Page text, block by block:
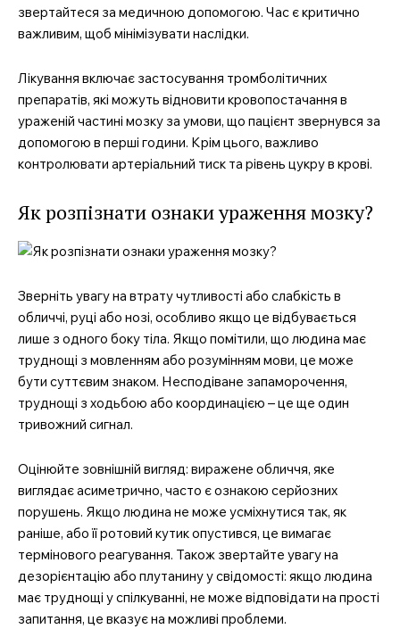
звертайтеся за медичною допомогою. Час є критично
важливим, щоб мінімізувати наслідки.
Лікування включає застосування тромболітичних
препаратів, які можуть відновити кровопостачання в
ураженій частині мозку за умови, що пацієнт звернувся за
допомогою в перші години. Крім цього, важливо
контролювати артеріальний тиск та рівень цукру в крові.
Як розпізнати ознаки ураження мозку?
Зверніть увагу на втрату чутливості або слабкість в
обличчі, руці або нозі, особливо якщо це відбувається
лише з одного боку тіла. Якщо помітили, що людина має
труднощі з мовленням або розумінням мови, це може
бути суттєвим знаком. Несподіване запаморочення,
труднощі з ходьбою або координацією – це ще один
тривожний сигнал.
Оцінюйте зовнішній вигляд: виражене обличчя, яке
виглядає асиметрично, часто є ознакою серйозних
порушень. Якщо людина не може усміхнутися так, як
раніше, або її ротовий кутик опустився, це вимагає
термінового реагування. Також звертайте увагу на
дезорієнтацію або плутанину у свідомості: якщо людина
має труднощі у спілкуванні, не може відповідати на прості
запитання, це вказує на можливі проблеми.